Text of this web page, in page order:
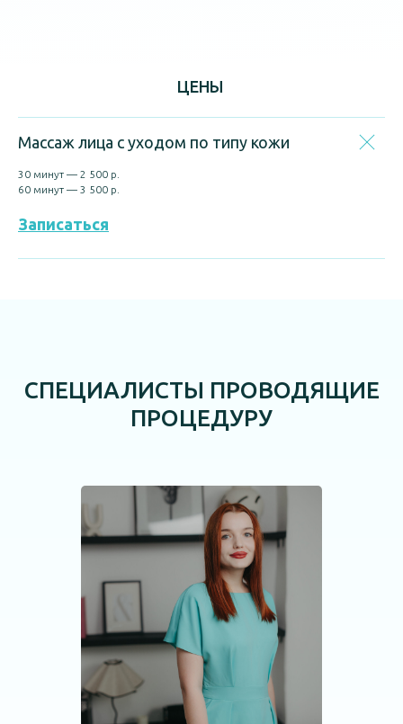
ЦЕНЫ
Массаж лица с уходом по типу кожи
30 минут — 2 500 р.
60 минут — 3 500 р.
Записаться
СПЕЦИАЛИСТЫ ПРОВОДЯЩИЕ
ПРОЦЕДУРУ